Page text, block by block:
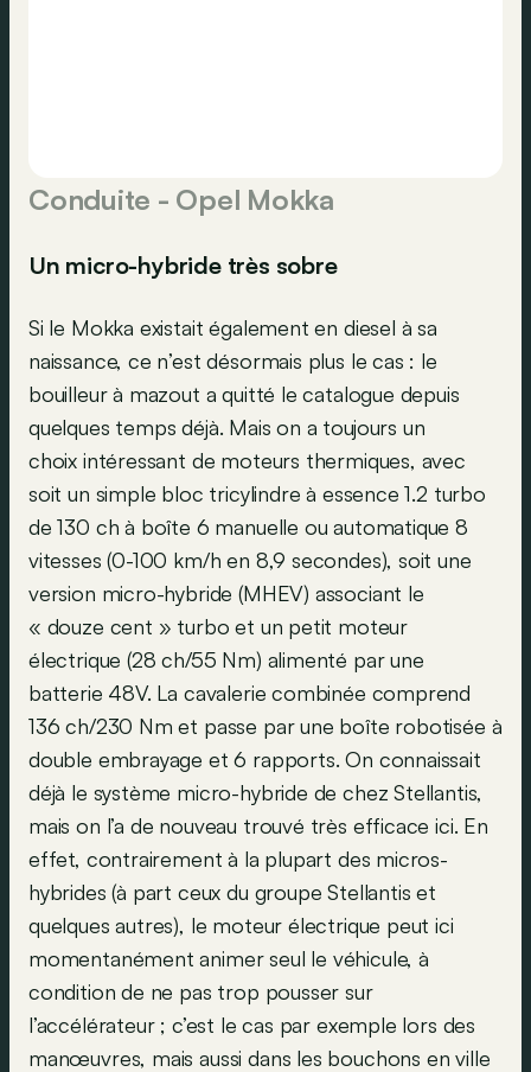
Conduite - Opel Mokka
Un micro-hybride très sobre
Si le Mokka existait également en diesel à sa
naissance, ce n’est désormais plus le cas : le
bouilleur à mazout a quitté le catalogue depuis
quelques temps déjà. Mais on a toujours un
choix intéressant de moteurs thermiques, avec
soit un simple bloc tricylindre à essence 1.2 turbo
de 130 ch à boîte 6 manuelle ou automatique 8
vitesses (0-100 km/h en 8,9 secondes), soit une
version micro-hybride (MHEV) associant le
« douze cent » turbo et un petit moteur
électrique (28 ch/55 Nm) alimenté par une
batterie 48V. La cavalerie combinée comprend
136 ch/230 Nm et passe par une boîte robotisée à
double embrayage et 6 rapports. On connaissait
déjà le système micro-hybride de chez Stellantis,
mais on l’a de nouveau trouvé très efficace ici. En
effet, contrairement à la plupart des micros-
hybrides (à part ceux du groupe Stellantis et
quelques autres), le moteur électrique peut ici
momentanément animer seul le véhicule, à
condition de ne pas trop pousser sur
l’accélérateur ; c’est le cas par exemple lors des
manœuvres, mais aussi dans les bouchons en ville